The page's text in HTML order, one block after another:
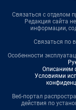
Связаться с отделом
Редакция сайта
информации,
Связаться по
Особенности
Описанием
Условиями
Веб-портал
действия по